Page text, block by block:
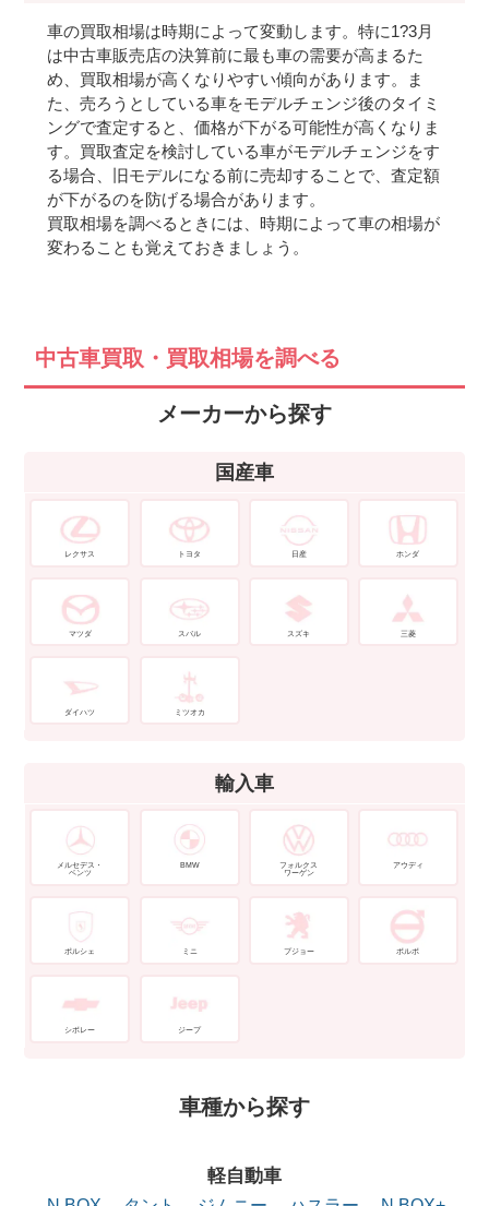
車の買取相場は時期によって変動します。特に1?3月
は中古車販売店の決算前に最も車の需要が高まるた
め、買取相場が高くなりやすい傾向があります。ま
た、売ろうとしている車をモデルチェンジ後のタイミ
ングで査定すると、価格が下がる可能性が高くなりま
す。買取査定を検討している車がモデルチェンジをす
る場合、旧モデルになる前に売却することで、査定額
が下がるのを防げる場合があります。
買取相場を調べるときには、時期によって車の相場が
変わることも覚えておきましょう。
中古車買取・買取相場を調べる
メーカーから探す
国産車
レクサス トヨタ 日産 ホンダ
マツダ スバル スズキ 三菱
ダイハツ ミツオカ
輸入車
メルセデス・
ベンツ
BMW
フォルクス
ワーゲン
アウディ
ポルシェ ミニ プジョー ボルボ
シボレー ジープ
車種から探す
軽自動車